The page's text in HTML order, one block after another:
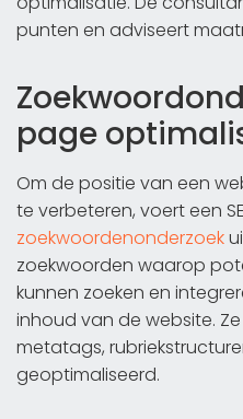
punten en adviseert
page
Om de positie van een
te verbeteren, voert een
zoekwoordenonderzoek
zoekwoorden waarop
kunnen zoeken en
inhoud van de website.
metatags,
geoptimaliseerd.